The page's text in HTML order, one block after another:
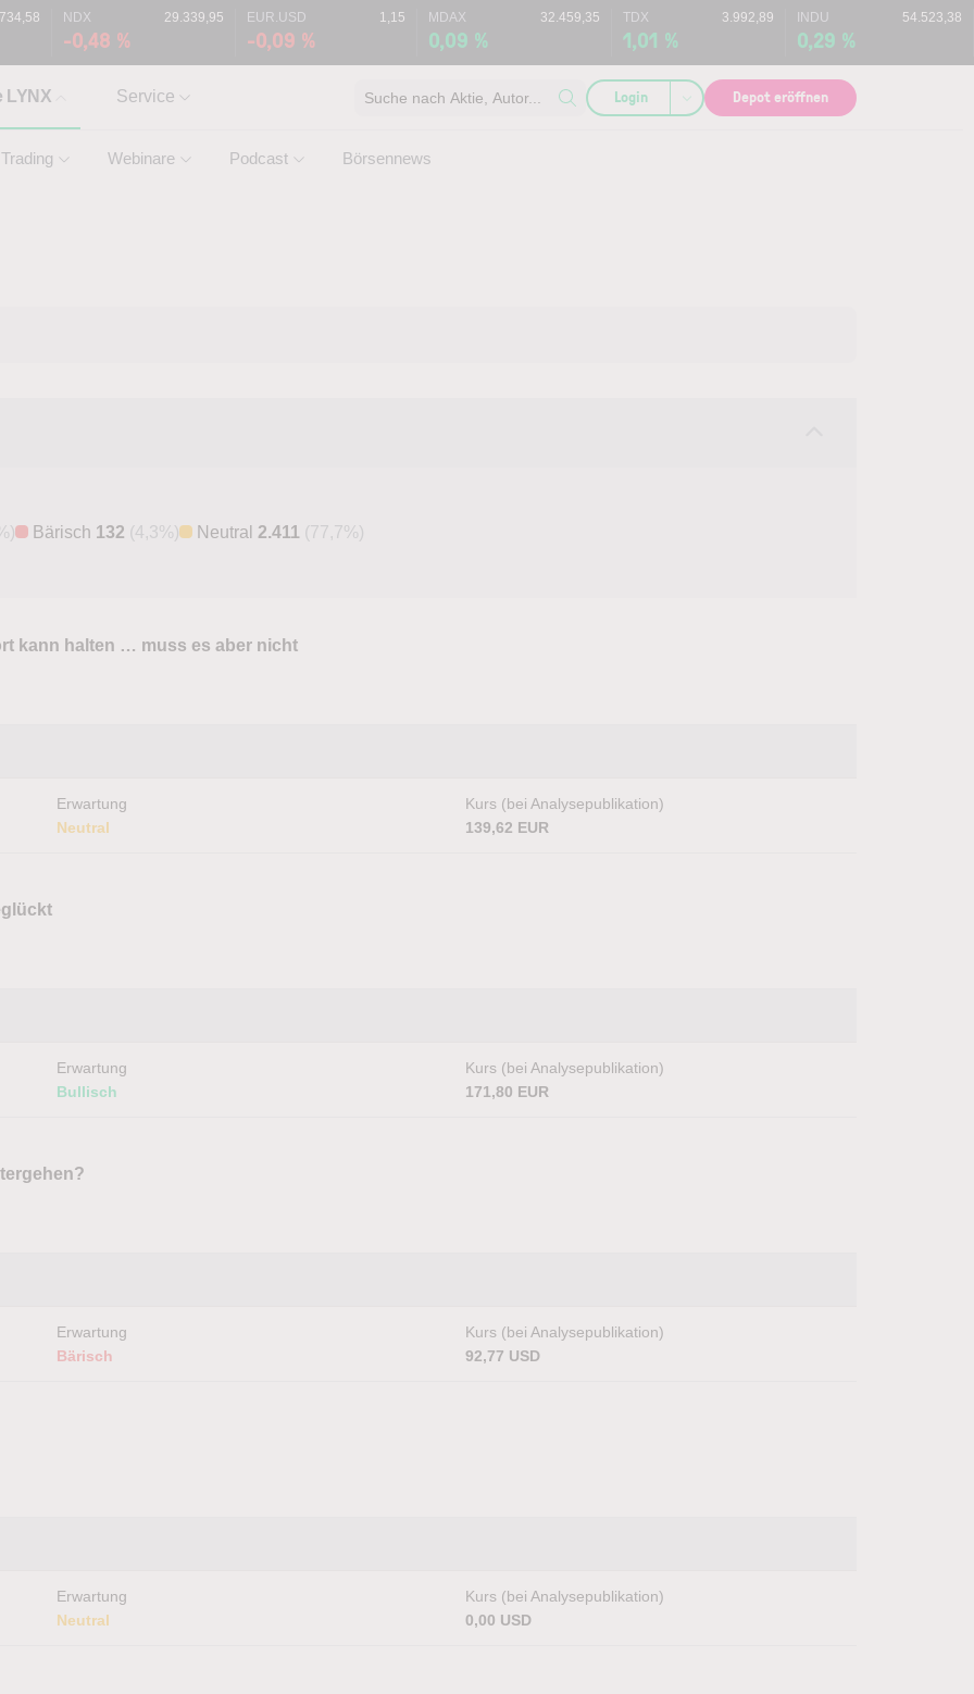
NDX 29.339,95
-0,48 %
EUR.USD 1,15
-0,09 %
MDAX 32.459,35
0,09 %
TDX 3.992,89
1,01 %
INDU 54.523,38
0,29 %
LYNX
Trading Webinare Podcast Börsennews
Service Suche nach Aktie, Autor... Login Depot eröffnen
Bärisch 132 (4,3%) Neutral 2.411 (77,7%)
kann halten … muss es aber nicht
Erwartung
Neutral
Kurs (bei Analysepublikation)
139,62 EUR
Erwartung
Bullisch
Kurs (bei Analysepublikation)
171,80 EUR
Erwartung
Bärisch
Kurs (bei Analysepublikation)
92,77 USD
Erwartung
Neutral
Kurs (bei Analysepublikation)
0,00 USD